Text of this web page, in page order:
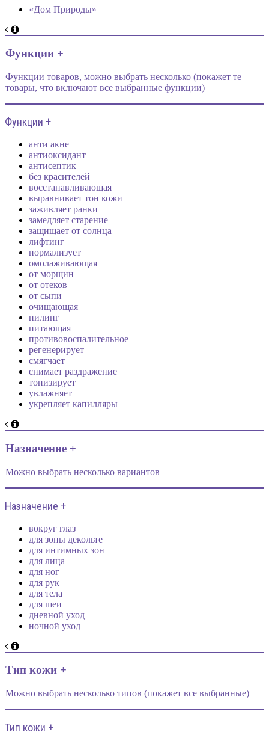
«Дом Природы»
Функции +
Функции товаров, можно выбрать несколько (покажет те
товары, что включают все выбранные функции)
Функции +
анти акне
антиоксидант
антисептик
без красителей
восстанавливающая
выравнивает тон кожи
заживляет ранки
замедляет старение
защищает от солнца
лифтинг
нормализует
омолаживающая
от морщин
от отеков
от сыпи
очищающая
пилинг
питающая
противовоспалительное
регенерирует
смягчает
снимает раздражение
тонизирует
увлажняет
укрепляет капилляры
Назначение +
Можно выбрать несколько вариантов
Назначение +
вокруг глаз
для зоны декольте
для интимных зон
для лица
для ног
для рук
для тела
для шеи
дневной уход
ночной уход
Тип кожи +
Можно выбрать несколько типов (покажет все выбранные)
Тип кожи +